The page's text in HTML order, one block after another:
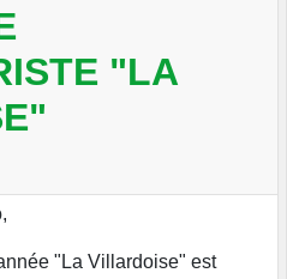
"LA
"La Villardoise" est